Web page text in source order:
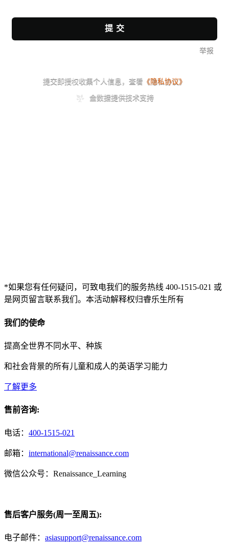
*如果您有任何疑问，可致电我们的服务热线 400-1515-021 或
是网页留言联系我们。本活动解释权归睿乐生所有
我们的使命
提高全世界不同水平、种族
和社会背景的所有儿童和成人的英语学习能力
了解更多
售前咨询:
电话： 400-1515-021
邮箱： international@renaissance.com
微信公众号：Renaissance_Learning
售后客户服务(周一至周五):
电子邮件： asiasupport@renaissance.com